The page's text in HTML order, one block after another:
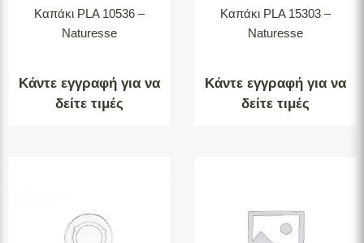
Καπάκι PLA 10536 –
Naturesse
Κάντε εγγραφή για να
δείτε τιμές
Καπάκι PLA 15303 –
Naturesse
Κάντε εγγραφή για να
δείτε τιμές